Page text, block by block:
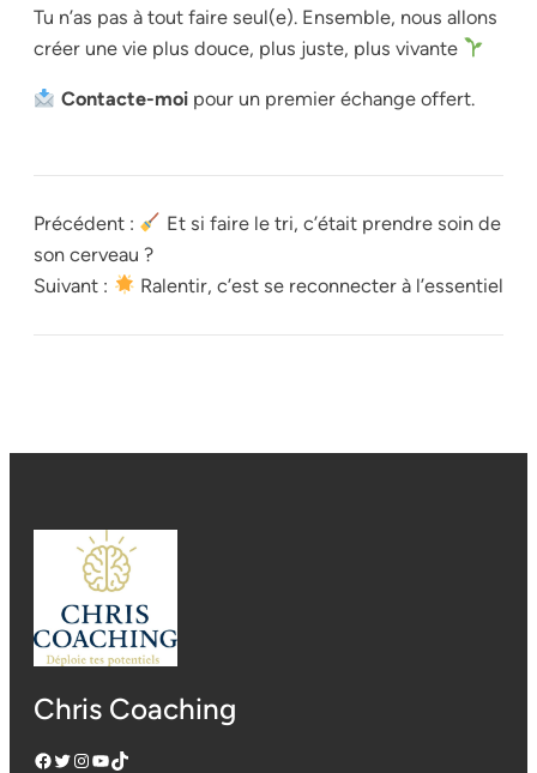
Tu n’as pas à tout faire seul(e). Ensemble, nous allons
créer une vie plus douce, plus juste, plus vivante
Contacte-moipour un premier échange offert.
Précédent :
Et si faire le tri, c’était prendre soin de
son cerveau ?
Suivant :
Ralentir, c’est se reconnecter à l’essentiel
Chris Coaching
Facebook Twitter InstagramYouTube TikTok